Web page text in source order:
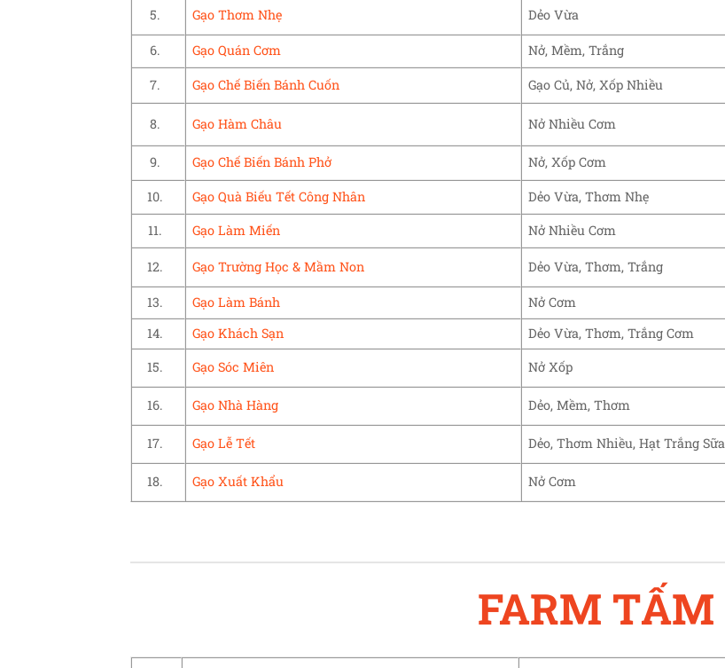
5. Gạo Thơm Nhẹ Dẻo Vừa
6. Gạo Quán Cơm Nở, Mềm, Trắng
7. Gạo Chế Biến Bánh Cuốn Gạo Củ, Nở, Xốp Nhiều
8. Gạo Hàm Châu Nở Nhiều Cơm
9. Gạo Chế Biến Bánh Phở Nở, Xốp Cơm
10. Gạo Quà Biếu Tết Công Nhân Dẻo Vừa, Thơm Nhẹ
11.
Gạo Làm Miến Nở Nhiều Cơm
12. Gạo Trường Học & Mầm Non Dẻo Vừa, Thơm, Trắng
13. Gạo Làm Bánh Nở Cơm
14.
Gạo Khách Sạn Dẻo Vừa, Thơm, Trắng Cơm
15.
Gạo Sóc Miên Nở Xốp
16. Gạo Nhà Hàng Dẻo, Mềm, Thơm
17. Gạo Lễ Tết Dẻo, Thơm Nhiều, Hạt Trắng Sữa
18. Gạo Xuất Khẩu Nở Cơm
FARM TẤM